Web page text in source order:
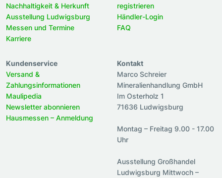
Nachhaltigkeit & Herkunft
Ausstellung Ludwigsburg
Messen und Termine
Karriere
registrieren
Händler-Login
FAQ
Kundenservice
Versand &
Zahlungsinformationen
Maulipedia
Newsletter abonnieren
Hausmessen – Anmeldung
Kontakt
Marco Schreier
Mineralienhandlung GmbH
Im Osterholz 1
71636 Ludwigsburg
Montag – Freitag 9.00 - 17.00
Uhr
Ausstellung Großhandel
Ludwigsburg Mittwoch –